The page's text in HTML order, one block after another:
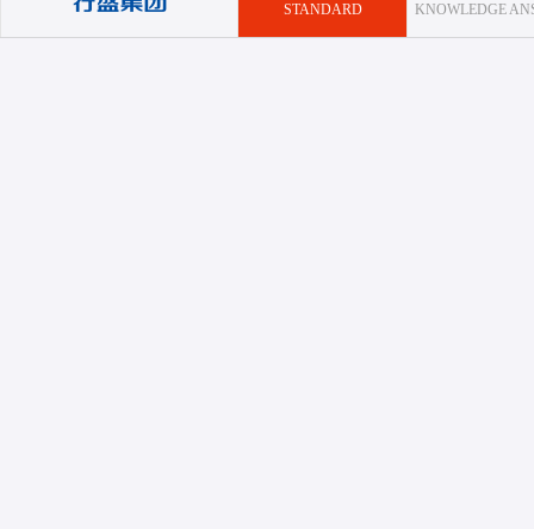
STANDARD KNOWLEDGE